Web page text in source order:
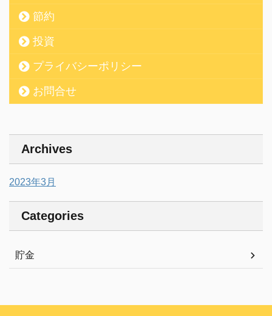
節約
投資
プライバシーポリシー
お問合せ
Archives
2023年3月
Categories
貯金